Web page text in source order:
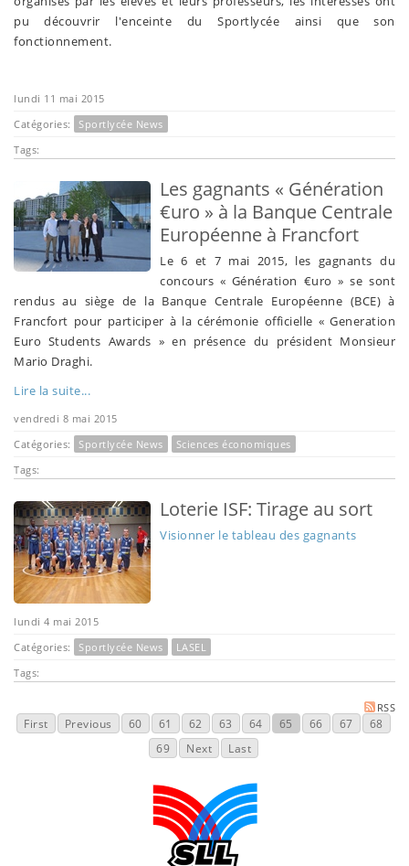
pu découvrir l'enceinte du Sportlycée ainsi que son
fonctionnement.
lundi 11 mai 2015
Catégories:
Sportlycée News
Tags:
Les gagnants « Génération
€uro » à la Banque Centrale
Européenne à Francfort
Le 6 et 7 mai 2015, les gagnants du
concours « Génération €uro » se sont
rendus au siège de la Banque Centrale Européenne (BCE) à
Francfort pour participer à la cérémonie officielle « Generation
Euro Students Awards » en présence du président Monsieur
Mario Draghi.
Lire la suite...
vendredi 8 mai 2015
Catégories:
Sportlycée News
Sciences économiques
Tags:
Loterie ISF: Tirage au sort
Visionner le tableau des gagnants
lundi 4 mai 2015
Catégories:
Sportlycée News
LASEL
Tags:
RSS
First Previous 60 61 62 63 64 65 66 67
68
69
Next Last